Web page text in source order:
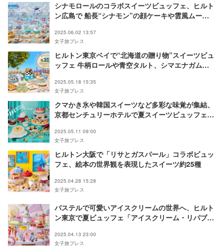
シナモロールのコラボスイーツビュッフェ、ヒルト
ン広島で 船長“シナモン”の顔ケーキや雲風ムース
2025.06.02 13:57
女子旅プレス
ヒルトン東京ベイで“北海道の贈り物”スイーツビュ
ッフェ 牛柄ロールや青空タルト、シマエナガムー
2025.05.18 15:35
女子旅プレス
クマかき氷や韓国スイーツなど多彩な味覚が集結、
京都センチュリーホテルで夏スイーツビュッフェ開
2025.05.11 09:00
女子旅プレス
ヒルトン大阪で「リサとガスパール」コラボビュッ
フェ、絵本の世界観を表現したスイーツ約25種
2025.04.28 15:28
女子旅プレス
パステルで可愛いアイスクリームの世界へ、ヒルト
ン東京で夏ビュッフェ「アイスクリーム・リパブリ
2025.04.13 23:00
女子旅プレス